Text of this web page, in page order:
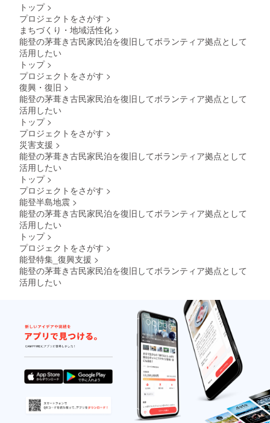
トップ >
プロジェクトをさがす >
まちづくり・地域活性化 >
能登の茅葺き古民家民泊を復旧してボランティア拠点として
活用したい
トップ >
プロジェクトをさがす >
復興・復旧 >
能登の茅葺き古民家民泊を復旧してボランティア拠点として
活用したい
トップ >
プロジェクトをさがす >
災害支援 >
能登の茅葺き古民家民泊を復旧してボランティア拠点として
活用したい
トップ >
プロジェクトをさがす >
能登半島地震 >
能登の茅葺き古民家民泊を復旧してボランティア拠点として
活用したい
トップ >
プロジェクトをさがす >
能登特集_復興支援 >
能登の茅葺き古民家民泊を復旧してボランティア拠点として
活用したい